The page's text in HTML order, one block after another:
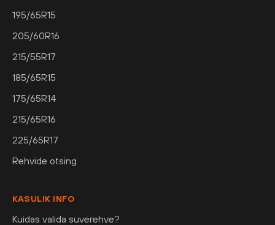
195/65R15
205/60R16
215/55R17
185/65R15
175/65R14
215/65R16
225/65R17
Rehvide otsing
KASULIK INFO
Kuidas valida suverehve?